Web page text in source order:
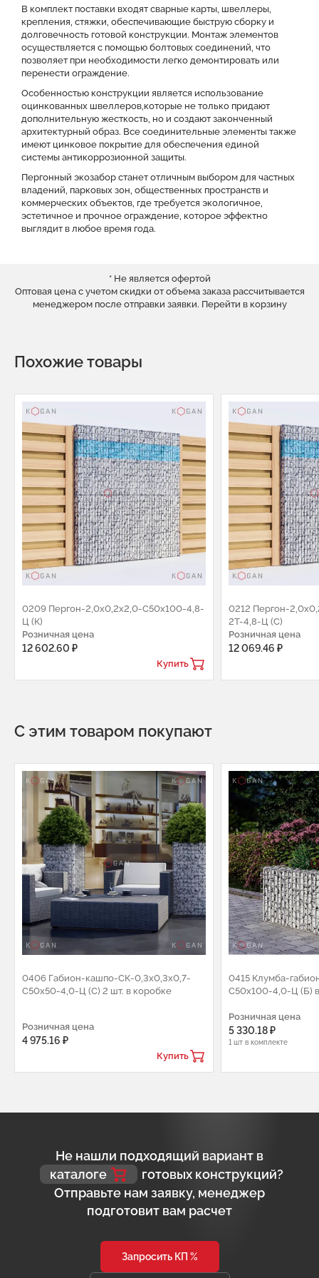
В комплект поставки входят сварные карты, швеллеры,
крепления, стяжки, обеспечивающие быструю сборку и
долговечность готовой конструкции. Монтаж элементов
осуществляется с помощью болтовых соединений, что
позволяет при необходимости легко демонтировать или
перенести ограждение.
Особенностью конструкции является использование
оцинкованных швеллеров,которые не только придают
дополнительную жесткость, но и создают законченный
архитектурный образ. Все соединительные элементы также
имеют цинковое покрытие для обеспечения единой
системы антикоррозионной защиты.
Пергонный экозабор станет отличным выбором для частных
владений, парковых зон, общественных пространств и
коммерческих объектов, где требуется экологичное,
эстетичное и прочное ограждение, которое эффектно
выглядит в любое время года.
* Не является офертой
Оптовая цена с учетом скидки от объема заказа рассчитывается
менеджером после отправки заявки. Перейти в корзину
Похожие товары
0209 Пергон-2,0х0,2х2,0-С50х100-4,8-
Ц (К)
Розничная цена
12 602.60 ₽
Купить
0212 Пергон-
2Т-4,8-Ц (С)
Розничная цена
12 069.46 ₽
С этим товаром покупают
0406 Габион-кашпо-СК-0,3х0,3х0,7-
С50х50-4,0-Ц (С) 2 шт. в коробке
Розничная цена
4 975.16 ₽
Купить
0415 Клумба-
С50х100-4,0-Ц (Б)
Розничная цена
5 330.18 ₽
1 шт в комплекте
Не нашли подходящий вариант в
каталоге
готовых конструкций?
Отправьте нам заявку, менеджер
подготовит вам расчет
Запросить КП %